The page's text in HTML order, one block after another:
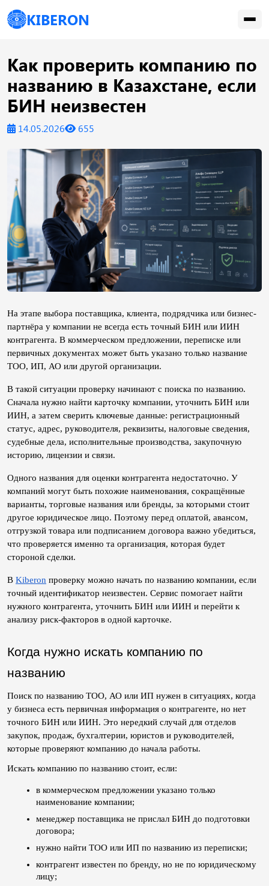
KIBERON
Как проверить компанию по
названию в Казахстане, если
БИН неизвестен
14.05.2026 655
На этапе выбора поставщика, клиента, подрядчика или бизнес-
партнёра у компании не всегда есть точный БИН или ИИН
контрагента. В коммерческом предложении, переписке или
первичных документах может быть указано только название
ТОО, ИП, АО или другой организации.
В такой ситуации проверку начинают с поиска по названию.
Сначала нужно найти карточку компании, уточнить БИН или
ИИН, а затем сверить ключевые данные: регистрационный
статус, адрес, руководителя, реквизиты, налоговые сведения,
судебные дела, исполнительные производства, закупочную
историю, лицензии и связи.
Одного названия для оценки контрагента недостаточно. У
компаний могут быть похожие наименования, сокращённые
варианты, торговые названия или бренды, за которыми стоит
другое юридическое лицо. Поэтому перед оплатой, авансом,
отгрузкой товара или подписанием договора важно убедиться,
что проверяется именно та организация, которая будет
стороной сделки.
В Kiberon проверку можно начать по названию компании, если
точный идентификатор неизвестен. Сервис помогает найти
нужного контрагента, уточнить БИН или ИИН и перейти к
анализу риск-факторов в одной карточке.
Когда нужно искать компанию по
названию
Поиск по названию ТОО, АО или ИП нужен в ситуациях, когда
у бизнеса есть первичная информация о контрагенте, но нет
точного БИН или ИИН. Это нередкий случай для отделов
закупок, продаж, бухгалтерии, юристов и руководителей,
которые проверяют компанию до начала работы.
Искать компанию по названию стоит, если:
в коммерческом предложении указано только
наименование компании;
менеджер поставщика не прислал БИН до подготовки
договора;
нужно найти ТОО или ИП по названию из переписки;
контрагент известен по бренду, но не по юридическому
лицу;